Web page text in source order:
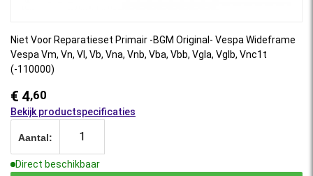
Niet Voor Reparatieset Primair -BGM Original- Vespa Wideframe
Vespa Vm, Vn, Vl, Vb, Vna, Vnb, Vba, Vbb, Vgla, Vglb, Vnc1t
(-110000)
€ 4,60
Bekijk productspecificaties
Aantal:
Direct beschikbaar